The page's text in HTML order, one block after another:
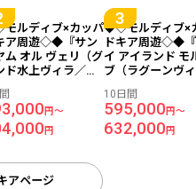
ルディブ×カッパ
ア周遊◇◆『サン
ム オル ヴェリ（グ
ド水上ヴィラ／オ
』＆『ギョレメ イ
テル』に滞在 成田
ターキッシュエア
ンズ利用 8日間
円～
円
◆◇モルディブ×
ドキア周遊◇◆
イ アイランド モ
ブ（ラグーンヴ
ブ）』＆『ギョ
ン ホテル』に滞
発着 ターキッシ
ラインズ利用 10
10日間
595,000円～
632,000円
アページ